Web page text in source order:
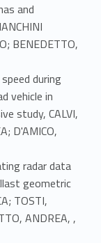
and
BENEDETTO,
during
vehicle in
study, CALVI,
D'AMICO,
radar data
geometric
TOSTI,
ANDREA, ,